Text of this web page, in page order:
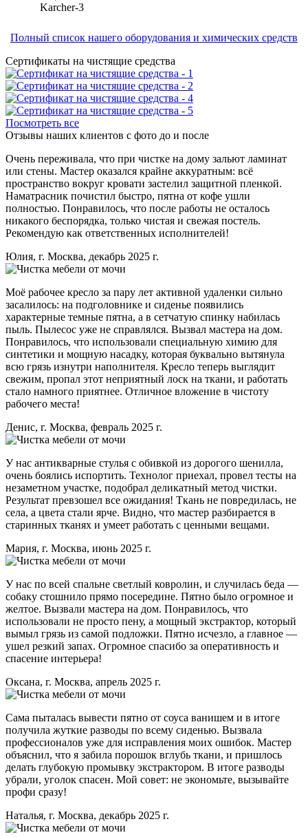
Полный список нашего оборудования и химических средств
Сертификаты на чистящие средства
Посмотреть все
Отзывы наших клиентов с фото до и после
Очень переживала, что при чистке на дому зальют ламинат
или стены. Мастер оказался крайне аккуратным: всё
пространство вокруг кровати застелил защитной пленкой.
Наматрасник почистил быстро, пятна от кофе ушли
полностью. Понравилось, что после работы не осталось
никакого беспорядка, только чистая и свежая постель.
Рекомендую как ответственных исполнителей!
Юлия, г. Москва, декабрь 2025 г.
Моё рабочее кресло за пару лет активной удаленки сильно
засалилось: на подголовнике и сиденье появились
характерные темные пятна, а в сетчатую спинку набилась
пыль. Пылесос уже не справлялся. Вызвал мастера на дом.
Понравилось, что использовали специальную химию для
синтетики и мощную насадку, которая буквально вытянула
всю грязь изнутри наполнителя. Кресло теперь выглядит
свежим, пропал этот неприятный лоск на ткани, и работать
стало намного приятнее. Отличное вложение в чистоту
рабочего места!
Денис, г. Москва, февраль 2025 г.
У нас антикварные стулья с обивкой из дорогого шенилла,
очень боялись испортить. Технолог приехал, провел тесты на
незаметном участке, подобрал деликатный метод чистки.
Результат превзошел все ожидания! Ткань не повредилась, не
села, а цвета стали ярче. Видно, что мастер разбирается в
старинных тканях и умеет работать с ценными вещами.
Мария, г. Москва, июнь 2025 г.
У нас по всей спальне светлый ковролин, и случилась беда —
собаку стошнило прямо посередине. Пятно было огромное и
желтое. Вызвали мастера на дом. Понравилось, что
использовали не просто пену, а мощный экстрактор, который
вымыл грязь из самой подложки. Пятно исчезло, а главное —
ушел резкий запах. Огромное спасибо за оперативность и
спасение интерьера!
Оксана, г. Москва, апрель 2025 г.
Сама пыталась вывести пятно от соуса ванишем и в итоге
получила жуткие разводы по всему сиденью. Вызвала
профессионалов уже для исправления моих ошибок. Мастер
объяснил, что я забила порошок вглубь ткани, и пришлось
делать глубокую промывку экстрактором. В итоге разводы
убрали, уголок спасен. Мой совет: не экономьте, вызывайте
профи сразу!
Наталья, г. Москва, декабрь 2025 г.